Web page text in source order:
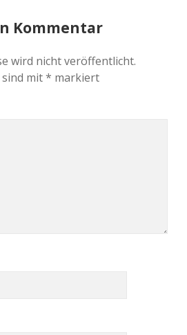
Kommentar
wird nicht veröffentlicht.
mit* markiert